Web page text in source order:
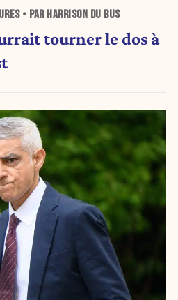
• PAR HARRISON DU BUS
tourner le dos à